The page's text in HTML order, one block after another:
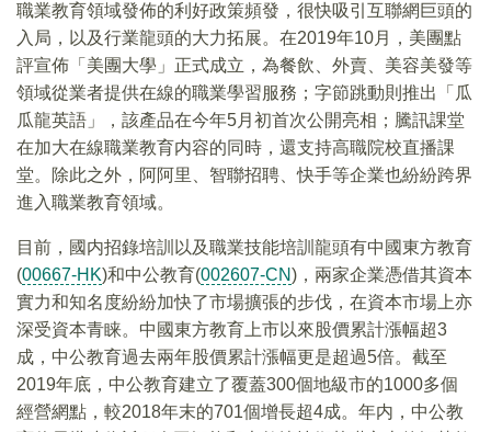
職業教育領域發佈的利好政策頻發，很快吸引互聯網巨頭的
入局，以及行業龍頭的大力拓展。在2019年10月，美團點
評宣佈「美團大學」正式成立，為餐飲、外賣、美容美發等
領域從業者提供在線的職業學習服務；字節跳動則推出「瓜
瓜龍英語」，該產品在今年5月初首次公開亮相；騰訊課堂
在加大在線職業教育内容的同時，還支持高職院校直播課
堂。除此之外，阿阿里、智聯招聘、快手等企業也紛紛跨界
進入職業教育領域。
目前，國内招錄培訓以及職業技能培訓龍頭有中國東方教育
(00667-HK)和中公教育(002607-CN)，兩家企業憑借其資本
實力和知名度紛紛加快了市場擴張的步伐，在資本市場上亦
深受資本青睐。中國東方教育上市以來股價累計漲幅超3
成，中公教育過去兩年股價累計漲幅更是超過5倍。截至
2019年底，中公教育建立了覆蓋300個地級市的1000多個
經營網點，較2018年末的701個增長超4成。年内，中公教